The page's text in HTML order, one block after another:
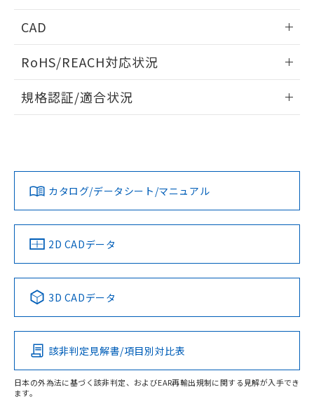
タイムチャート
A: 200mm以上、B: 110mm以上
周囲金属の影響
以上、n: 54mm以上
検出物体の大きさと材質による影響
検出領域
CAD
ドすることができます。
ログイン/会員登録
ダウンロードデータをご利用いただく前に、以下を必ずお読
みください。
ソフトウェアの使用条件
RoHS/REACH対応状況
EU RoHS 注意事項・凡例
対応済み
中国 RoHS 注意事項・凡例
Pb Hg Cd Cr(VI)
O
規格認証/適合状況
LR型式承認
（イギリス
船舶規格）
DNV型式承認
（ノルウェー
BV型式承認
（フランス
KR型式
（韓国
No No No No
この製品の規格認証/適合状況ページへ
その他の認証はこちらのページからご検索ください
カタログ/データシート/マニュアル
2D CADデータ
3D CADデータ
該非判定見解書/項目別対比表
日本の外為法に基づく該非判定、およびEAR再輸出規制に関する見解が入手でき
ます。